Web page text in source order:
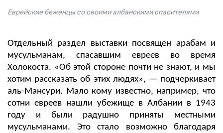
Еврейские беженцы со своими албанскими спасителями
Отдельный раздел выставки посвящен арабам и
мусульманам, спасавшим евреев во время
Холокоста. «Об этой стороне почти не знают, и мы
хотим рассказать об этих людях», — подчеркивает
аль-Мансури. Мало кому известно, например, что
сотни евреев нашли убежище в Албании в 1943
году и были радушно приняты местными
мусульманами. Это стало возможно благодаря